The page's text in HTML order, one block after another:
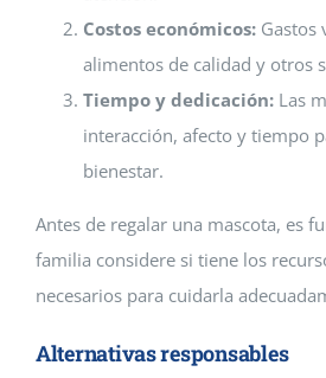
Costos económicos: Gastos
alimentos de calidad y otros
Tiempo y dedicación: Las
interacción, afecto y tiempo
bienestar.
Antes de regalar una mascota, es
familia considere si tiene los
necesarios para cuidarla
Alternativas responsables